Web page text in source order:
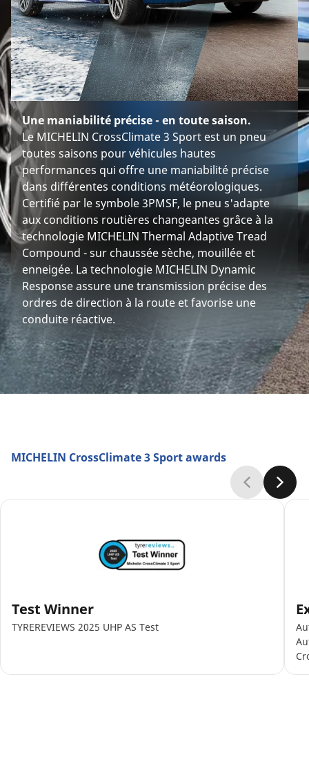
Une maniabilité précise - en toute saison.
Le MICHELIN CrossClimate 3 Sport est un pneu
toutes saisons pour véhicules hautes
performances qui offre une maniabilité précise
dans différentes conditions météorologiques.
Certifié par le symbole 3PMSF, le pneu s'adapte
aux conditions routières changeantes grâce à la
technologie MICHELIN Thermal Adaptive Tread
Compound - sur chaussée sèche, mouillée et
enneigée. La technologie MICHELIN Dynamic
Response assure une transmission précise des
ordres de direction à la route et favorise une
conduite réactive.
MICHELIN CrossClimate 3 Sport awards
Test Winner
TYREREVIEWS 2025 UHP AS Test